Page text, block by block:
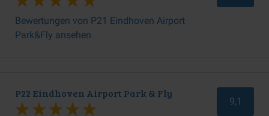
Bewertungen von P21 Eindhoven Airport
Park&Fly ansehen
P22 Eindhoven Airport Park & Fly
9,1